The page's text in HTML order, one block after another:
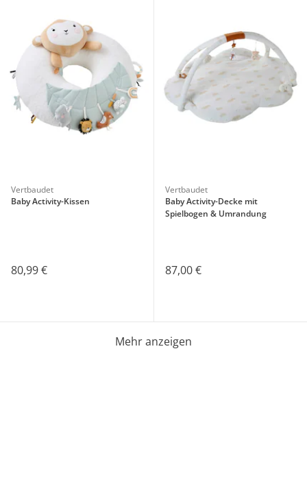
Vertbaudet
Baby Activity-Kissen
80,99 €
Vertbaudet
Baby Activity-Decke mit
Spielbogen & Umrandung
87,00 €
Mehr anzeigen